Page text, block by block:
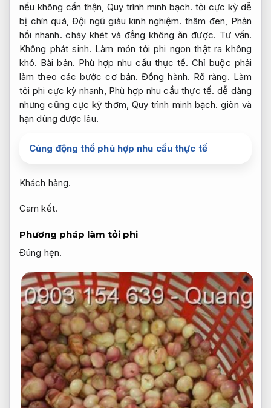
nếu không cẩn thận,Quy trình minh bạch. tỏi cực kỳ dễ
bị chín quá,Đội ngũ giàu kinh nghiệm. thâm đen, Phản
hồi nhanh. cháy khét và đắng không ăn được. Tư vấn.
Không phát sinh. Làm món tỏi phi ngon thật ra không
khó. Bài bản. Phù hợp nhu cầu thực tế. Chỉ buộc phải
làm theo các bước cơ bản.Đồng hành. Rõ ràng. Làm
tỏi phi cực kỳ nhanh, Phù hợp nhu cầu thực tế. dễ dàng
nhưng cũng cực kỳ thơm, Quy trình minh bạch. giòn và
hạn dùng được lâu.
Cúng động thổ phù hợp nhu cầu thực tế
Khách hàng.
Cam kết.
Phương pháp làm tỏi phi
Đúng hẹn.